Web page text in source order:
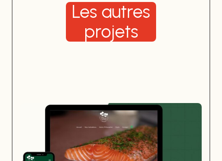
Les autres
projets